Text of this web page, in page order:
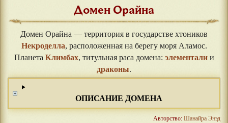
Домен Орайна
Домен Орайна — территория в государстве хтоников
Некроделла, расположенная на берегу моря Аламос.
Планета Климбах, титульная раса домена: элементалии
драконы.
ОПИСАНИЕ ДОМЕНА
Авторство: Шанайра Энэд